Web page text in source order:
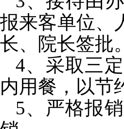
报来客单位、
长、院长签批。
4、采取三
内用餐，以节
5、严格报